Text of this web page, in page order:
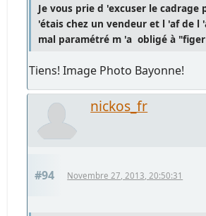
Je vous prie d 'excuser le cadrage
'étais chez un vendeur et l 'af de l
mal paramétré m 'a obligé à
Tiens! Image Photo Bayonne!
nickos_fr
#94 Novembre 27, 2013, 20:50:31